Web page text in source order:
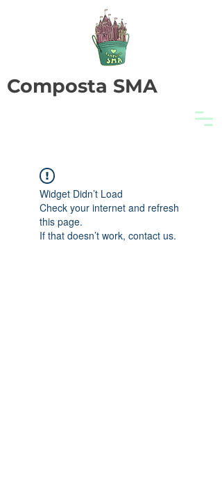
Composta SMA
Widget Didn’t Load
Check your internet and refresh
this page.
If that doesn’t work, contact us.